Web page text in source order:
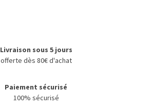
Livraison sous 5 jours
offerte dès 80€ d'achat
Paiement sécurisé
100% sécurisé